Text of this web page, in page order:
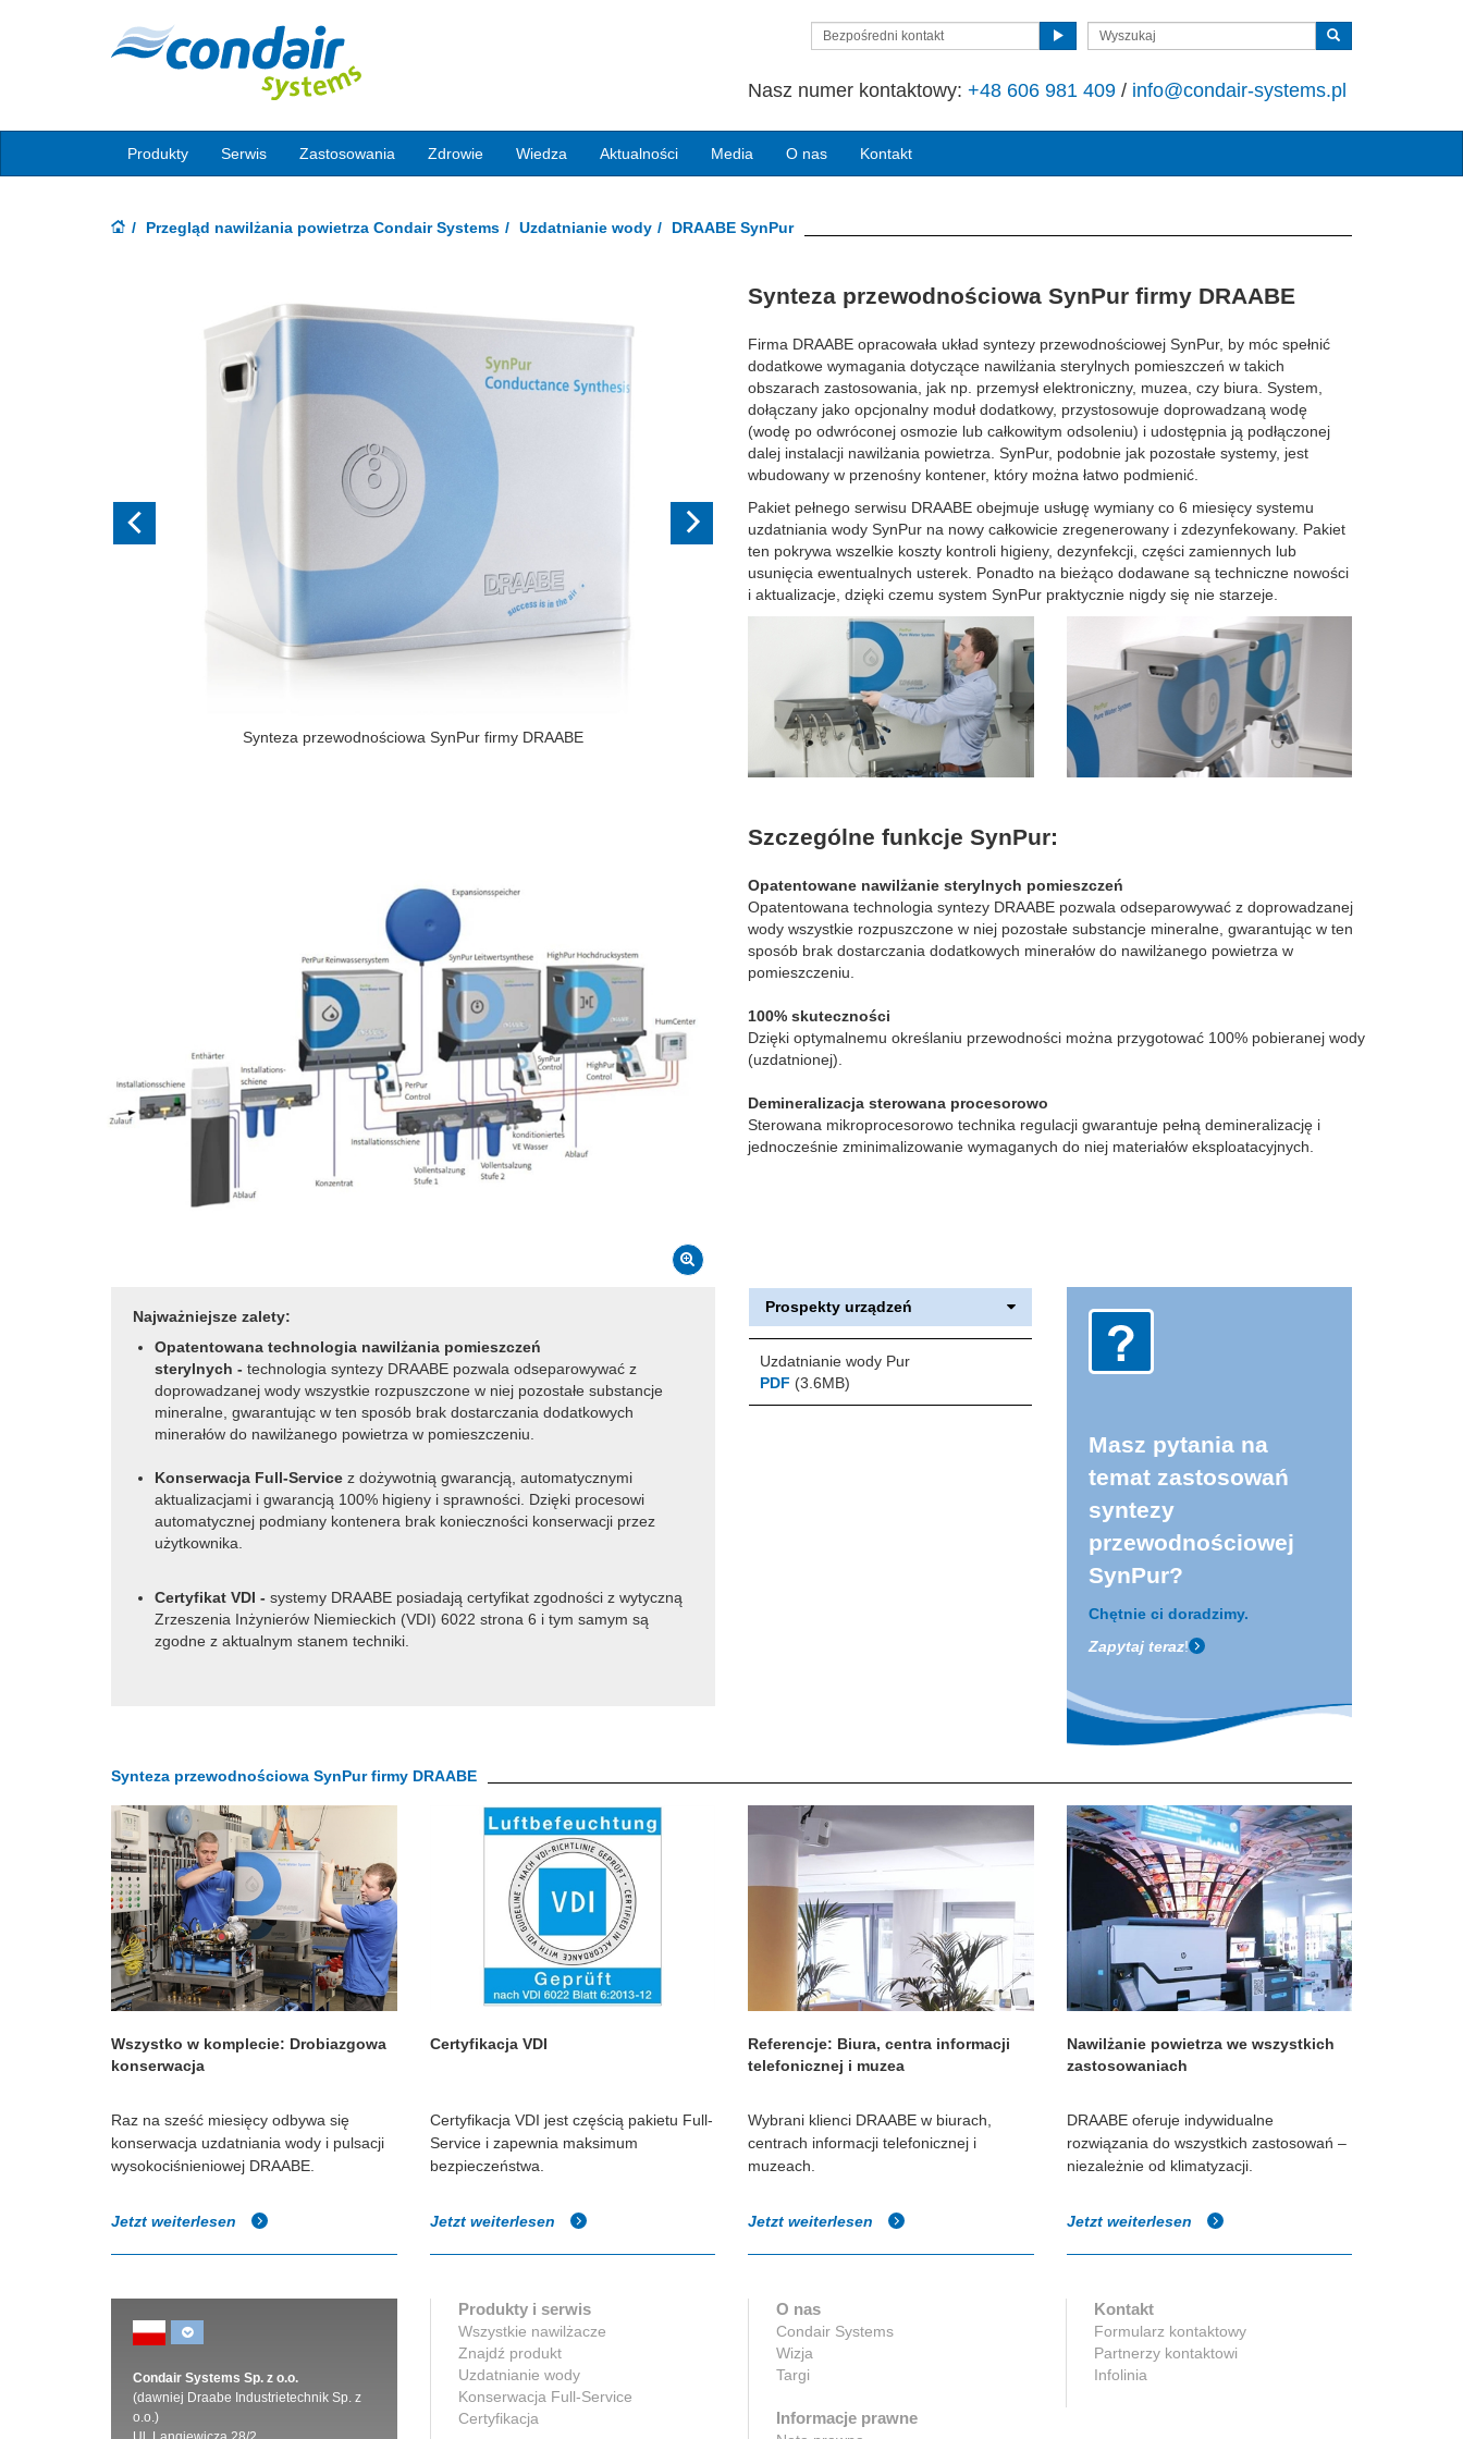
Bezpośredni kontakt
Nasz numer kontaktowy: +48 606 981 409 / info@condair-systems.pl
Produkty Serwis Zastosowania Zdrowie Wiedza Aktualności Media O nas Kontakt
Przegląd nawilżania powietrza Condair Systems Uzdatnianie wody DRAABE SynPur
Bezproblemowa podmiana kontenerów
Synteza przewodnościowa SynPur firmy DRAABE
Firma DRAABE opracowała układ syntezy przewodnościowej SynPur, by móc spełnić
dodatkowe wymagania dotyczące nawilżania sterylnych pomieszczeń w takich
obszarach zastosowania, jak np. przemysł elektroniczny, muzea, czy biura. System,
dołączany jako opcjonalny moduł dodatkowy, przystosowuje doprowadzaną wodę
(wodę po odwróconej osmozie lub całkowitym odsoleniu) i udostępnia ją podłączonej
dalej instalacji nawilżania powietrza. SynPur, podobnie jak pozostałe systemy, jest
wbudowany w przenośny kontener, który można łatwo podmienić.
Pakiet pełnego serwisu DRAABE obejmuje usługę wymiany co 6 miesięcy systemu
uzdatniania wody SynPur na nowy całkowicie zregenerowany i zdezynfekowany. Pakiet
ten pokrywa wszelkie koszty kontroli higieny, dezynfekcji, części zamiennych lub
usunięcia ewentualnych usterek. Ponadto na bieżąco dodawane są techniczne nowości
i aktualizacje, dzięki czemu system SynPur praktycznie nigdy się nie starzeje.
Szczególne funkcje SynPur:
Opatentowane nawilżanie sterylnych pomieszczeń
Opatentowana technologia syntezy DRAABE pozwala odseparowywać z doprowadzanej
wody wszystkie rozpuszczone w niej pozostałe substancje mineralne, gwarantując w ten
sposób brak dostarczania dodatkowych minerałów do nawilżanego powietrza w
pomieszczeniu.
100% skuteczności
Dzięki optymalnemu określaniu przewodności można przygotować 100% pobieranej wody
(uzdatnionej).
Demineralizacja sterowana procesorowo
Sterowana mikroprocesorowo technika regulacji gwarantuje pełną demineralizację i
jednocześnie zminimalizowanie wymaganych do niej materiałów eksploatacyjnych.
Najważniejsze zalety:
Opatentowana technologia nawilżania pomieszczeń
sterylnych - technologia syntezy DRAABE pozwala odseparowywać z
doprowadzanej wody wszystkie rozpuszczone w niej pozostałe substancje
mineralne, gwarantując w ten sposób brak dostarczania dodatkowych
minerałów do nawilżanego powietrza w pomieszczeniu.
Konserwacja Full-Service z dożywotnią gwarancją, automatycznymi
aktualizacjami i gwarancją 100% higieny i sprawności. Dzięki procesowi
automatycznej podmiany kontenera brak konieczności konserwacji przez
użytkownika.
Certyfikat VDI - systemy DRAABE posiadają certyfikat zgodności z wytyczną
Zrzeszenia Inżynierów Niemieckich (VDI) 6022 strona 6 i tym samym są
zgodne z aktualnym stanem techniki.
Prospekty urządzeń
Uzdatnianie wody Pur
PDF (3.6MB)
Masz pytania na
temat zastosowań
syntezy
przewodnościowej
SynPur?
Chętnie ci doradzimy.
Zapytaj teraz!
Synteza przewodnościowa SynPur firmy DRAABE
Wszystko w komplecie: Drobiazgowa
konserwacja
Raz na sześć miesięcy odbywa się
konserwacja uzdatniania wody i pulsacji
wysokociśnieniowej DRAABE.
Jetzt weiterlesen
Certyfikacja VDI
Certyfikacja VDI jest częścią pakietu Full-
Service i zapewnia maksimum
bezpieczeństwa.
Jetzt weiterlesen
Referencje: Biura, centra informacji
telefonicznej i muzea
Wybrani klienci DRAABE w biurach,
centrach informacji telefonicznej i
muzeach.
Jetzt weiterlesen
Nawilżanie powietrza we wszystkich
zastosowaniach
DRAABE oferuje indywidualne
rozwiązania do wszystkich zastosowań –
niezależnie od klimatyzacji.
Jetzt weiterlesen
Condair Systems Sp. z o.o.
(dawniej Draabe Industrietechnik Sp. z
o.o.)
Produkty i serwis
Wszystkie nawilżacze
Znajdź produkt
Uzdatnianie wody
Konserwacja Full-Service
Certyfikacja
O nas
Condair Systems
Wizja
Targi
Informacje prawne
Kontakt
Formularz kontaktowy
Partnerzy kontaktowi
Infolinia